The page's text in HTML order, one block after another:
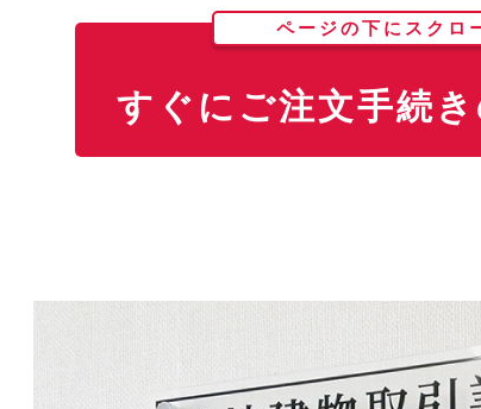
ページの下にスクロ
すぐにご注文手続